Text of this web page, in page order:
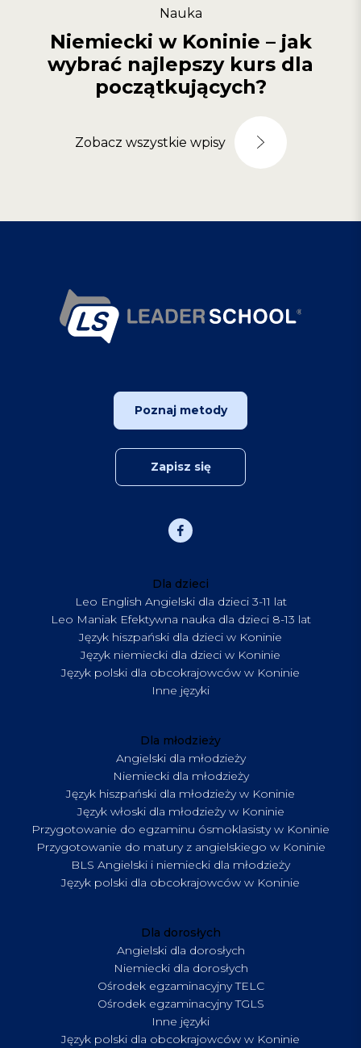
Nauka
Niemiecki w Koninie – jak
wybrać najlepszy kurs dla
początkujących?
Zobacz wszystkie wpisy
Poznaj metody
Zapisz się
Dla dzieci
Leo English Angielski dla dzieci 3-11 lat
Leo Maniak Efektywna nauka dla dzieci 8-13 lat
Język hiszpański dla dzieci w Koninie
Język niemiecki dla dzieci w Koninie
Język polski dla obcokrajowców w Koninie
Inne języki
Dla młodzieży
Angielski dla młodzieży
Niemiecki dla młodzieży
Język hiszpański dla młodzieży w Koninie
Język włoski dla młodzieży w Koninie
Przygotowanie do egzaminu ósmoklasisty w Koninie
Przygotowanie do matury z angielskiego w Koninie
BLS Angielski i niemiecki dla młodzieży
Język polski dla obcokrajowców w Koninie
Dla dorosłych
Angielski dla dorosłych
Niemiecki dla dorosłych
Ośrodek egzaminacyjny TELC
Ośrodek egzaminacyjny TGLS
Inne języki
Język polski dla obcokrajowców w Koninie